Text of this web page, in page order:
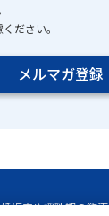
ださい。
メルマガ登録